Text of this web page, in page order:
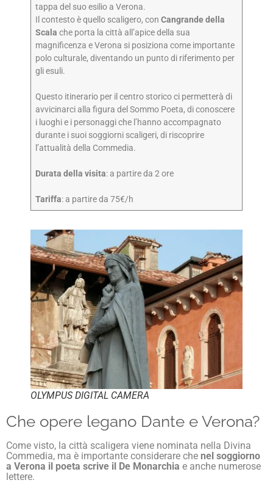
tappa del suo esilio a Verona.
Il contesto è quello scaligero, conCangrande della
Scala che porta la città all’apice della sua
magnificenza e Verona si posiziona come importante
polo culturale, diventando un punto di riferimento per
gli esuli.
Questo itinerario per il centro storico ci permetterà di
avvicinarci alla figura del Sommo Poeta, di conoscere
i luoghi e i personaggi che l’hanno accompagnato
durante i suoi soggiorni scaligeri, di riscoprire
l’attualità della Commedia.
Durata della visita: a partire da 2 ore
Tariffa: a partire da 75€/h
OLYMPUS DIGITAL CAMERA
Che opere legano Dante e Verona?
Come visto, la città scaligera viene nominata nella Divina
Commedia, ma è importante considerare che nel soggiorno
a Verona il poeta scrive il De Monarchia e anche numerose
lettere.